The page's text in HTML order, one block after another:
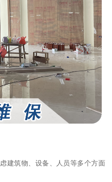
建筑物、设备、人员等多个方面